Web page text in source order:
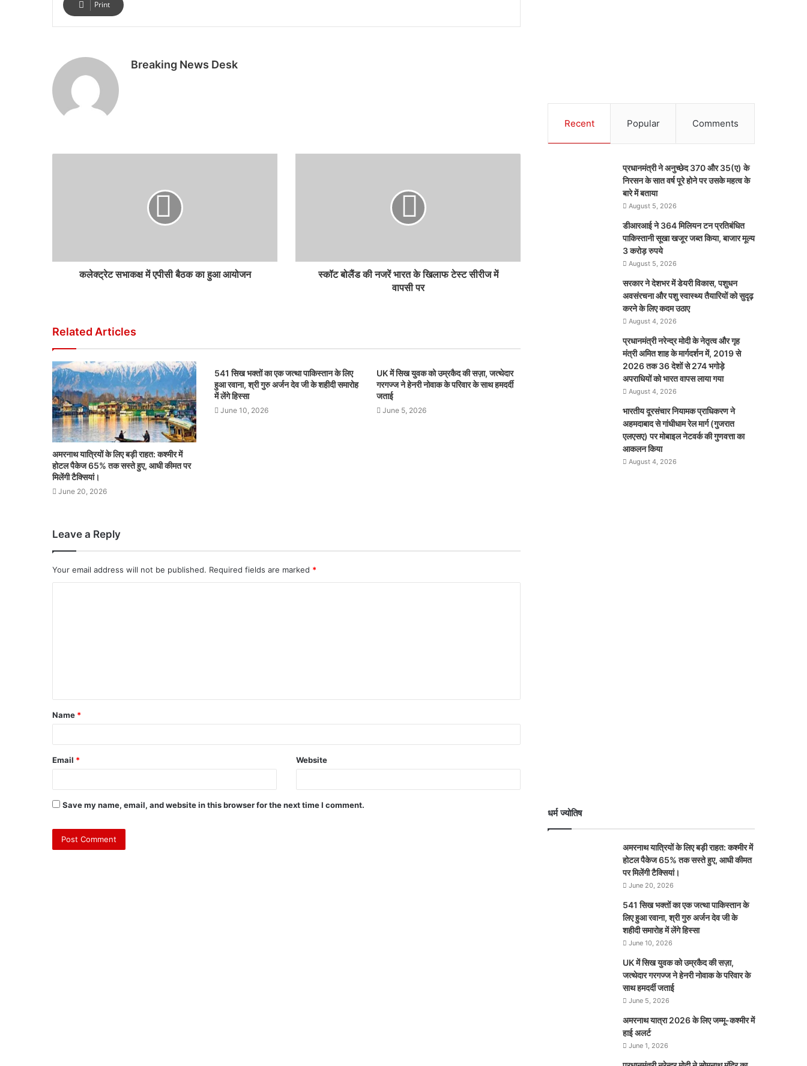
Print
Breaking News Desk
कलेक्ट्रेट सभाकक्ष में एपीसी बैठक का हुआ आयोजन
स्कॉट बोलैंड की नजरें भारत के खिलाफ टेस्ट सीरीज में
वापसी पर
Related Articles
अमरनाथ यात्रियों के लिए बड़ी राहत: कश्मीर में
होटल पैकेज 65% तक सस्ते हुए, आधी कीमत पर
मिलेंगी टैक्सियां।
June 20, 2026
541 सिख भक्तों का एक जत्था पाकिस्तान के लिए
हुआ रवाना, श्री गुरु अर्जन देव जी के शहीदी समारोह
में लेंगे हिस्सा
June 10, 2026
UK में सिख युवक को उम्रकैद की सज़ा, जत्थेदार
गरगज्ज ने हेनरी नोवाक के परिवार के साथ हमदर्दी
जताई
June 5, 2026
Leave a Reply
Your email address will not be published. Required fields are marked *
Name *
Email * Website
Save my name, email, and website in this browser for the next time I comment.
Recent Popular Comments
प्रधानमंत्री ने अनुच्छेद 370 और 35(ए) के
निरसन के सात वर्ष पूरे होने पर उसके महत्व के
बारे में बताया
August 5, 2026
डीआरआई ने 364 मिलियन टन प्रतिबंधित
पाकिस्तानी सूखा खजूर जब्त किया, बाजार मूल्य
3 करोड़ रुपये
August 5, 2026
सरकार ने देशभर में डेयरी विकास, पशुधन
अवसंरचना और पशु स्वास्थ्य तैयारियों को सुदृढ़
करने के लिए कदम उठाए
August 4, 2026
प्रधानमंत्री नरेन्द्र मोदी के नेतृत्व और गृह
मंत्री अमित शाह के मार्गदर्शन में, 2019 से
2026 तक 36 देशों से 274 भगोड़े
अपराधियों को भारत वापस लाया गया
August 4, 2026
भारतीय दूरसंचार नियामक प्राधिकरण ने
अहमदाबाद से गांधीधाम रेल मार्ग (गुजरात
एलएसए) पर मोबाइल नेटवर्क की गुणवत्ता का
आकलन किया
August 4, 2026
धर्म ज्योतिष
अमरनाथ यात्रियों के लिए बड़ी राहत: कश्मीर में
होटल पैकेज 65% तक सस्ते हुए, आधी कीमत
पर मिलेंगी टैक्सियां।
June 20, 2026
541 सिख भक्तों का एक जत्था पाकिस्तान के
लिए हुआ रवाना, श्री गुरु अर्जन देव जी के
शहीदी समारोह में लेंगे हिस्सा
June 10, 2026
UK में सिख युवक को उम्रकैद की सज़ा,
जत्थेदार गरगज्ज ने हेनरी नोवाक के परिवार के
साथ हमदर्दी जताई
June 5, 2026
अमरनाथ यात्रा 2026 के लिए जम्मू-कश्मीर में
हाई अलर्ट
June 1, 2026